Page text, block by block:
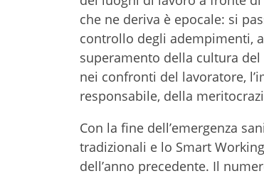
che ne deriva è epocale: si
controllo degli adempimenti,
superamento della cultura
nei confronti del lavoratore,
responsabile, della
Con la fine dell’emergenza
tradizionali e lo Smart
dell’anno precedente. Il